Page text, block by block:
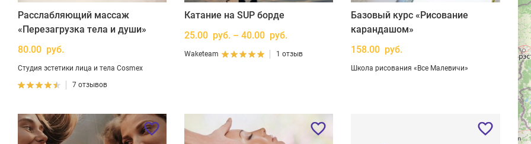
Расслабляющий массаж
«Перезагрузка тела и души»
80.00 руб.
Студия эстетики лица и тела Cosmex
7 отзывов
Катание на SUP борде
25.00 руб. – 40.00 руб.
Waketeam 1 отзыв
Базовый курс «Рисование
карандашом»
158.00 руб.
Школа рисования «Все Малевичи»